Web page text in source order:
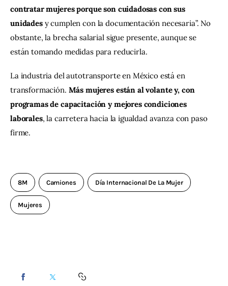
contratar mujeres porque son cuidadosas con sus
unidades y cumplen con la documentación necesaria”. No
obstante, la brecha salarial sigue presente, aunque se
están tomando medidas para reducirla.
La industria del autotransporte en México está en
transformación. Más mujeres están al volante y, con
programas de capacitación y mejores condiciones
laborales, la carretera hacia la igualdad avanza con paso
firme.
8M Camiones Día Internacional De La Mujer
Mujeres